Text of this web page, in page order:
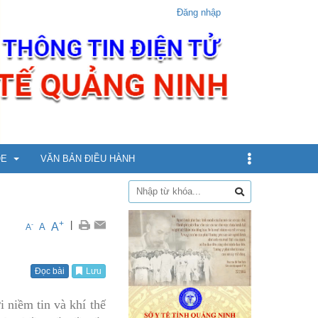
Đăng nhập
5 - dưới 12 tuổi
VĂN BẢN ĐIỀU HÀNH
A- A A+ |
Đọc bài Lưu
niềm tin và khí thế